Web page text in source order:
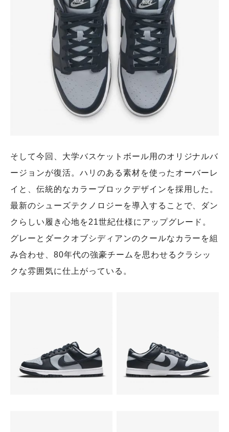
そして今回、大学バスケットボール用のオリジナルバ
ージョンが復活。ハリのある素材を使ったオーバーレ
イと、伝統的なカラーブロックデザインを採用した。
最新のシューズテクノロジーを導入することで、ダン
クらしい履き心地を21世紀仕様にアップグレード。
グレーとダークオブシディアンのクールなカラーを組
み合わせ、80年代の強豪チームを思わせるクラシッ
クな雰囲気に仕上がっている。